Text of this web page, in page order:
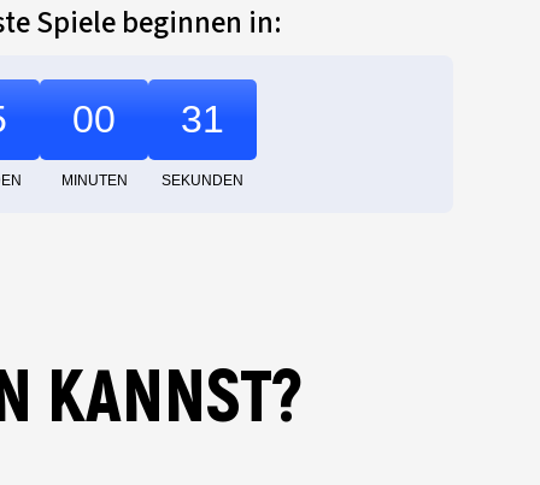
00
MINUTEN
30
SEKUNDEN
Spiele beginnen in:
KANNST?